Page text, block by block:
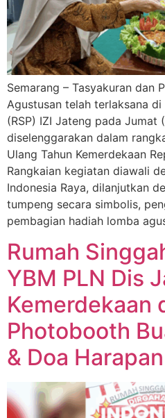
Semarang – Tasyakuran dan
Agustusan telah terlaksana di
(RSP) IZI Jateng pada Jumat
diselenggarakan dalam
Ulang Tahun Kemerdekaan
Rangkaian kegiatan diawali
Indonesia Raya, dilanjutkan
tumpeng secara simbolis,
pembagian hadiah lomba
Rumah
YBM PLN Dis
Kemerdekaan
Photobooth
& Doa